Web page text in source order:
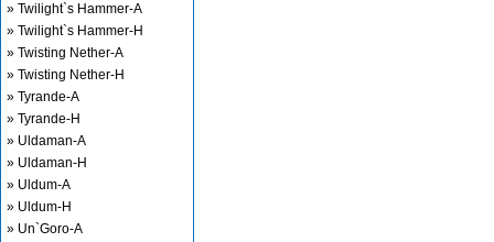
» Twilight`s Hammer-A
» Twilight`s Hammer-H
» Twisting Nether-A
» Twisting Nether-H
» Tyrande-A
» Tyrande-H
» Uldaman-A
» Uldaman-H
» Uldum-A
» Uldum-H
» Un`Goro-A